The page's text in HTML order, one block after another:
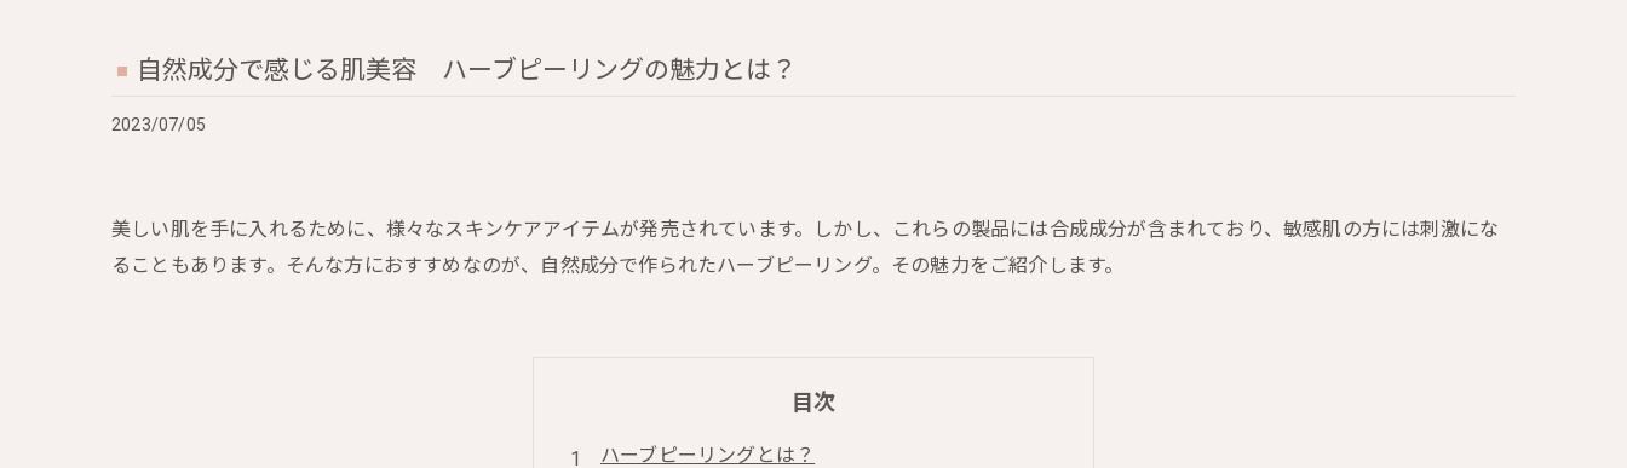
自然成分で感じる肌美容 ハーブピーリングの魅力とは？
2023/07/05
美しい肌を手に入れるために、様々なスキンケアアイテムが発売されています。しかし、これらの製品には合成成分が含まれており、敏感肌の方には刺激にな
ることもあります。そんな方におすすめなのが、自然成分で作られたハーブピーリング。その魅力をご紹介します。
目次
ハーブピーリングとは？